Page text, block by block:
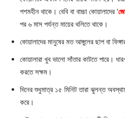
পশমহীন থাকে। বেবি বা বাচ্চা কোয়ালাদের ‘
পর ৬ মাস পর্যন্ত মায়ের থলিতে থাকে।
কোয়ালাদের মানুষের মত আঙ্গুলের ছাপ বা
কোয়ালারা খুব ভালো সাঁতার কাটতে পারে।
করতে সক্ষম।
দিনের শুধুমাত্র ১৫ মিনিট তারা ঝুলন্ত
করে।